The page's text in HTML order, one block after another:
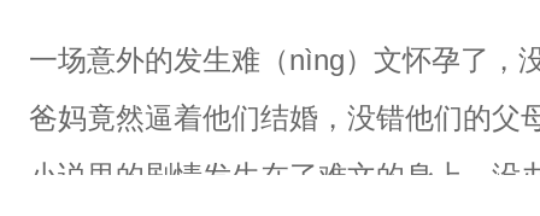
一场意外的发生难（nìng）文怀孕了，
爸妈竟然逼着他们结婚，没错他们的父
小说里的剧情发生在了难文的身上，